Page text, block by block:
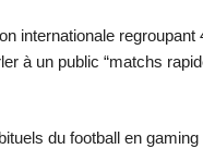
internationale
à un public “matchs
du football en